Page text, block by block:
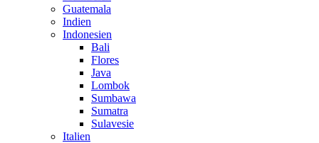
Guatemala
Indien
Indonesien
Bali
Flores
Java
Lombok
Sumbawa
Sumatra
Sulavesie
Italien